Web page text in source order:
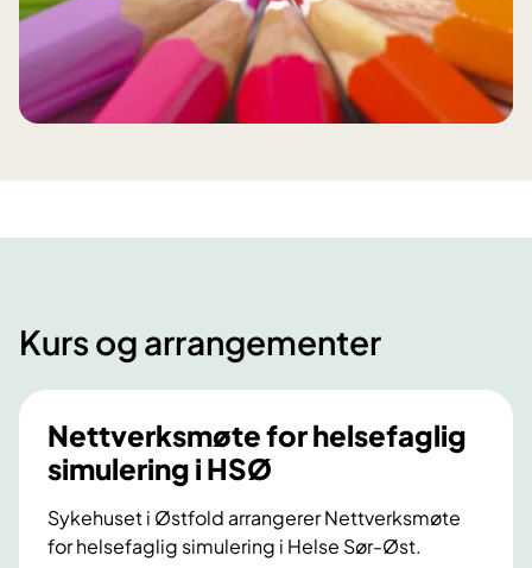
Kurs og arrangementer
Nettverksmøte for helsefaglig
simulering i HSØ
Sykehuset i Østfold arrangerer Nettverksmøte
for helsefaglig simulering i Helse Sør-Øst.